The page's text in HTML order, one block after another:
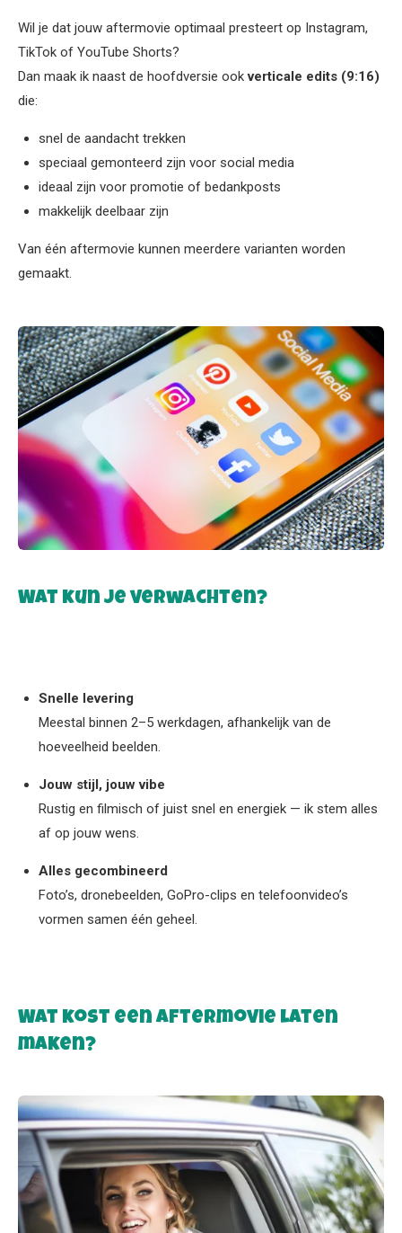
Wil je dat jouw aftermovie optimaal presteert op Instagram,
TikTok of YouTube Shorts?
Dan maak ik naast de hoofdversie ookverticale edits (9:16)
die:
snel de aandacht trekken
speciaal gemonteerd zijn voor social media
ideaal zijn voor promotie of bedankposts
makkelijk deelbaar zijn
Van één aftermovie kunnen meerdere varianten worden
gemaakt.
Wat kun je verwachten?
Snelle levering
Meestal binnen 2–5 werkdagen, afhankelijk van de
hoeveelheid beelden.
Jouw stijl, jouw vibe
Rustig en filmisch of juist snel en energiek — ik stem alles
af op jouw wens.
Alles gecombineerd
Foto’s, dronebeelden, GoPro-clips en telefoonvideo’s
vormen samen één geheel.
Wat kost een aftermovie laten
maken?